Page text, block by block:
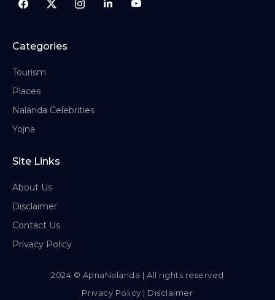
Categories
Tourism
Places
Nalanda Celebrities
Yojna
Site Links
About Us
Disclaimer
Contact Us
Privacy Policy
2024 © ApnaNalanda | All rights reserved
Privacy Policy | Disclaimer